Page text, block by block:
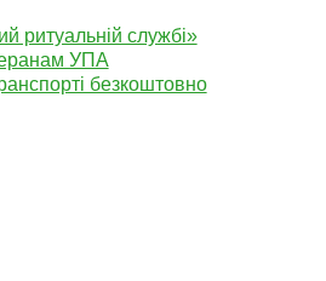
ритуальній службі»
УПА
безкоштовно